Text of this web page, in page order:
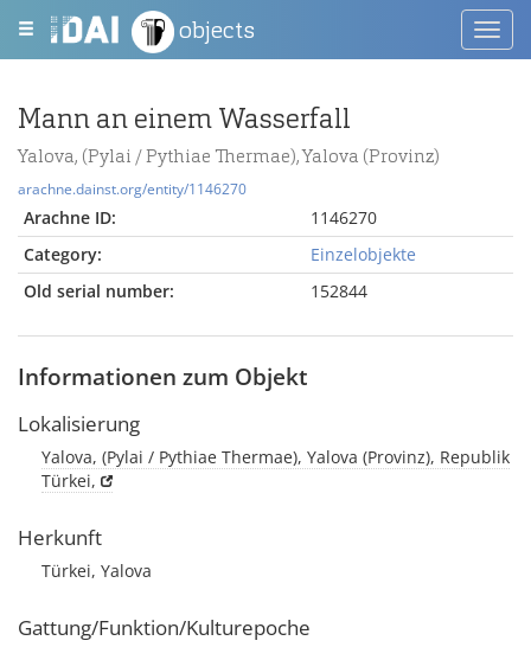
objects
Mann an einem Wasserfall
Yalova, (Pylai / Pythiae Thermae), Yalova (Provinz)
arachne.dainst.org/entity/1146270
Arachne ID:
1146270
Category:
Einzelobjekte
Old serial number:
152844
Informationen zum Objekt
Lokalisierung
Yalova, (Pylai / Pythiae Thermae), Yalova (Provinz), Republik
Türkei,
Herkunft
Türkei, Yalova
Gattung/Funktion/Kulturepoche